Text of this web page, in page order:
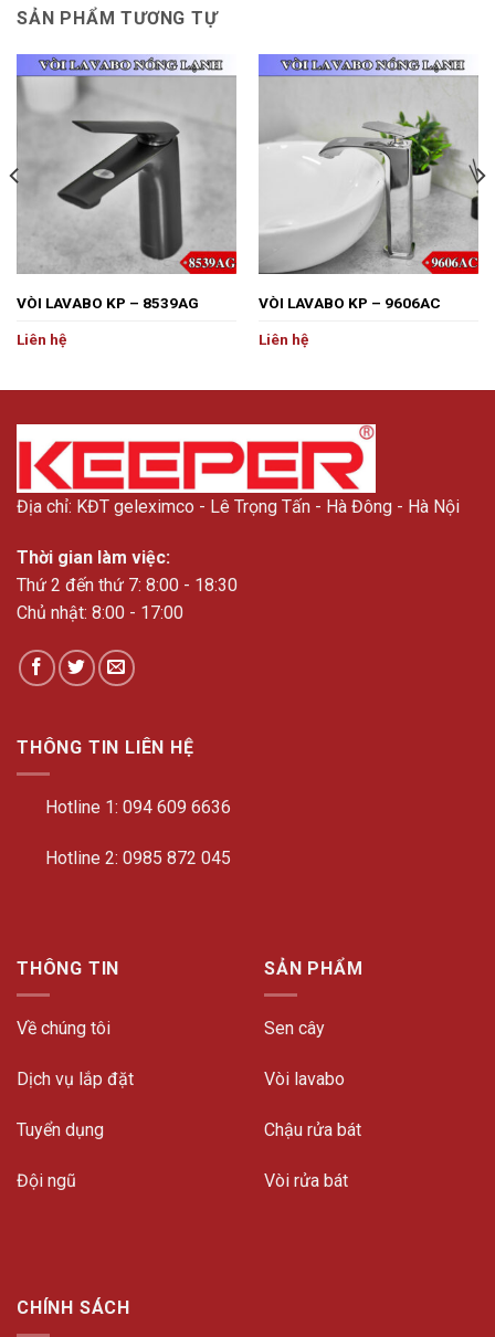
SẢN PHẨM TƯƠNG TỰ
VÒI LAVABO KP – 8539AG
Liên hệ
VÒI LAVABO KP – 9606AC
Liên hệ
Địa chỉ: KĐT geleximco - Lê Trọng Tấn - Hà Đông - Hà Nội
Thời gian làm việc:
Thứ 2 đến thứ 7: 8:00 - 18:30
Chủ nhật: 8:00 - 17:00
THÔNG TIN LIÊN HỆ
Hotline 1: 094 609 6636
Hotline 2: 0985 872 045
THÔNG TIN
Về chúng tôi
Dịch vụ lắp đặt
Tuyển dụng
Đội ngũ
SẢN PHẨM
Sen cây
Vòi lavabo
Chậu rửa bát
Vòi rửa bát
CHÍNH SÁCH